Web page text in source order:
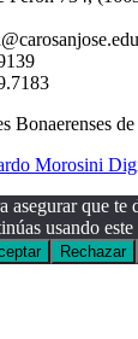
Bonaerenses de
Morosini
asegurar que te
usando
Rechazar